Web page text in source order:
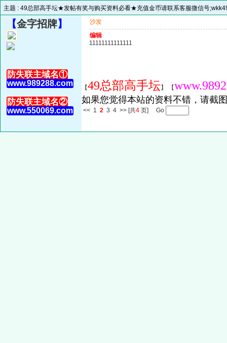
主题 : 49总部高手坛★发帖有奖与购买资料必看★充值金币请联系客服微信号
【金字招牌】
防失联主域名①
www.989288.com
防失联主域名②
www.550069.com
沙发
编辑
11111111111111
【49总部高手坛】 【
如果您觉得本站的资料不错，请截
<< 1 2 3 4 >> [共4 页] Go